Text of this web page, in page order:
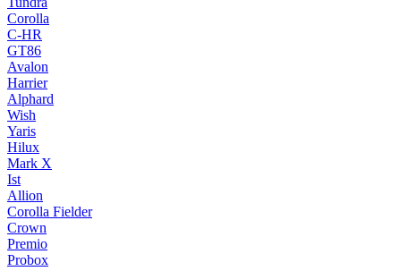
Corolla
C-HR
GT86
Avalon
Harrier
Alphard
Wish
Yaris
Hilux
Mark X
Ist
Allion
Corolla Fielder
Crown
Premio
Probox